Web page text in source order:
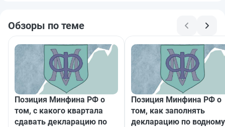
Обзоры по теме
Позиция Минфина РФ о
том, с какого квартала
сдавать декларацию по
Позиция Минфина РФ о
том, как заполнять
декларацию по водному